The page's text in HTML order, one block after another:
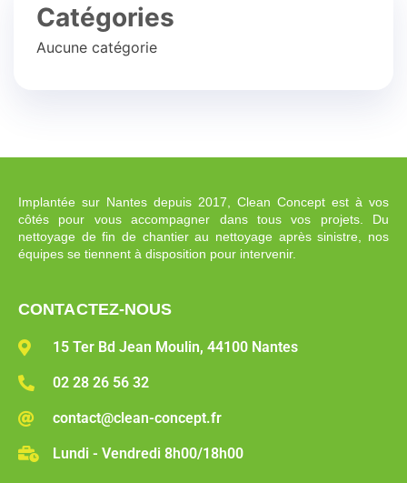
Catégories
Aucune catégorie
Implantée sur Nantes depuis 2017, Clean Concept est à vos
côtés pour vous accompagner dans tous vos projets. Du
nettoyage de fin de chantier au nettoyage après sinistre, nos
équipes se tiennent à disposition pour intervenir.
CONTACTEZ-NOUS
15 Ter Bd Jean Moulin, 44100 Nantes
02 28 26 56 32
contact@clean-concept.fr
Lundi - Vendredi 8h00/18h00